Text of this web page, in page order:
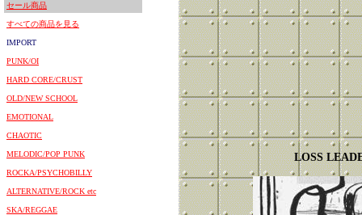
セール商品
すべての商品を見る
IMPORT
PUNK/OI
HARD CORE/CRUST
OLD/NEW SCHOOL
EMOTIONAL
CHAOTIC
MELODIC/POP PUNK
ROCKA/PSYCHOBILLY
ALTERNATIVE/ROCK etc
SKA/REGGAE
LOSS